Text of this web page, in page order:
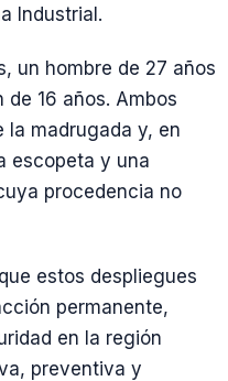
Industrial.
un hombre de 27 años
16 años. Ambos
la madrugada y, en
escopeta y una
procedencia no
estos despliegues
permanente,
en la región
preventiva y